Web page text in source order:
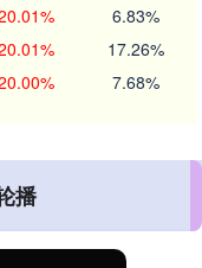
6.83%
17.26%
7.68%
播